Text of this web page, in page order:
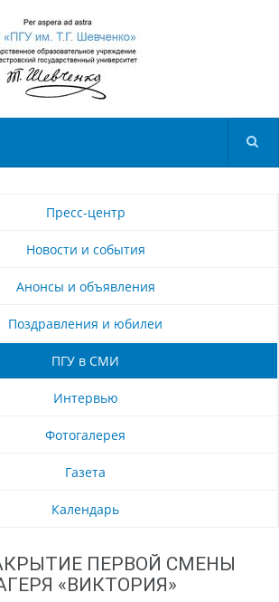
Пресс-центр
Новости и события
Анонсы и объявления
Поздравления и юбилеи
ПГУ в СМИ
Интервью
Фотогалерея
Газета
Календарь
ПЕРВОЙ СМЕНЫ
«ВИКТОРИЯ»